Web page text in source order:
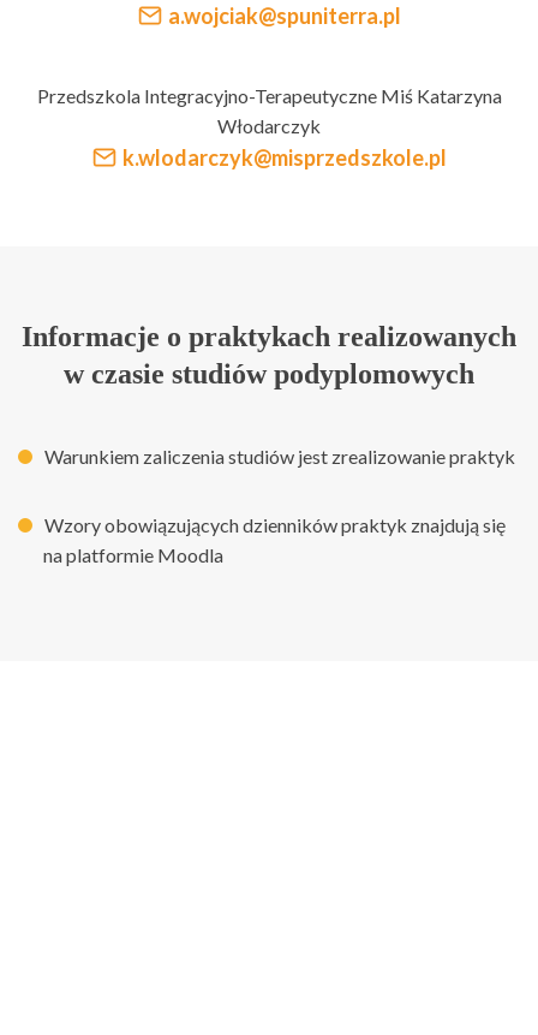
a.wojciak@spuniterra.pl
Przedszkola Integracyjno-Terapeutyczne Miś Katarzyna
Włodarczyk
k.wlodarczyk@misprzedszkole.pl
Informacje o praktykach realizowanych
w czasie studiów podyplomowych
Warunkiem zaliczenia studiów jest zrealizowanie praktyk
Wzory obowiązujących dzienników praktyk znajdują się
na platformie Moodla